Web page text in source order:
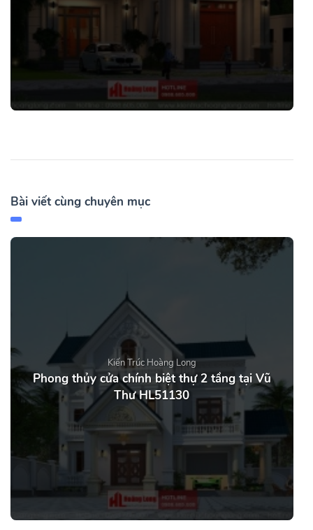
Bài viết cùng chuyên mục
Kiến Trúc Hoàng Long
Phong thủy cửa chính biệt thự 2 tầng tại Vũ
Thư HL51130